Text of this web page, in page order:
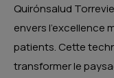
Quirónsalud
envers l’excellence
patients. Cette
transformer le